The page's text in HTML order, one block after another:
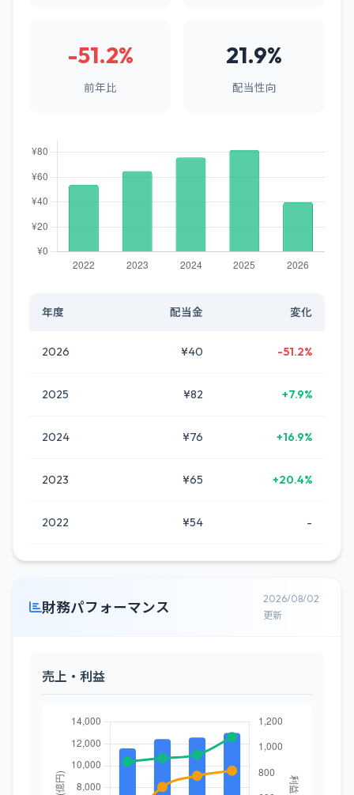
-51.2%
前年比
21.9%
配当性向
年度 配当金 変化
2026 ¥40 -51.2%
2025 ¥82 +7.9%
2024 ¥76 +16.9%
2023 ¥65 +20.4%
2022 ¥54 -
財務パフォーマンス
2026/08/02
更新
売上・利益